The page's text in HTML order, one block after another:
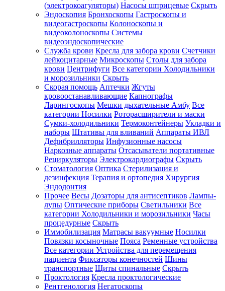
(электрокоагуляторы) Насосы шприцевые Скрыть
Эндоскопия Бронхоскопы Гастроскопы и
видеогастроскопы Колоноскопы и
видеоколоноскопы Системы
видеоэндоскопические
Служба крови Кресла для забора крови Счетчики
лейкоцитарные Микроскопы Столы для забора
крови Центрифуги Все категории Холодильники
и морозильники Скрыть
Скорая помощь Аптечки Жгуты
кровоостанавливающие Капнографы
Ларингоскопы Мешки дыхательные Амбу Все
категории Носилки Роторасширители и маски
Сумки-холодильники Термоконтейнеры Укладки и
наборы Штативы для вливаний Аппараты ИВЛ
Дефибрилляторы Инфузионные насосы
Наркозные аппараты Отсасыватели портативные
Рециркуляторы Электрокардиографы Скрыть
Стоматология Оптика Стерилизация и
дезинфекция Терапия и ортопедия Хирургия
Эндодонтия
Прочее Весы Дозаторы для антисептиков Лампы-
лупы Оптические приборы Светильники Все
категории Холодильники и морозильники Часы
процедурные Скрыть
Иммобилизация Матрасы вакуумные Носилки
Повязки косыночные Пояса Ременные устройства
Все категории Устройства для перемещения
пациента Фиксаторы конечностей Шины
транспортные Щиты спинальные Скрыть
Проктология Кресла проктологические
Рентгенология Негатоскопы